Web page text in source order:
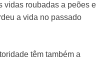
vidas roubadas a peões e
a vida no passado
têm também a